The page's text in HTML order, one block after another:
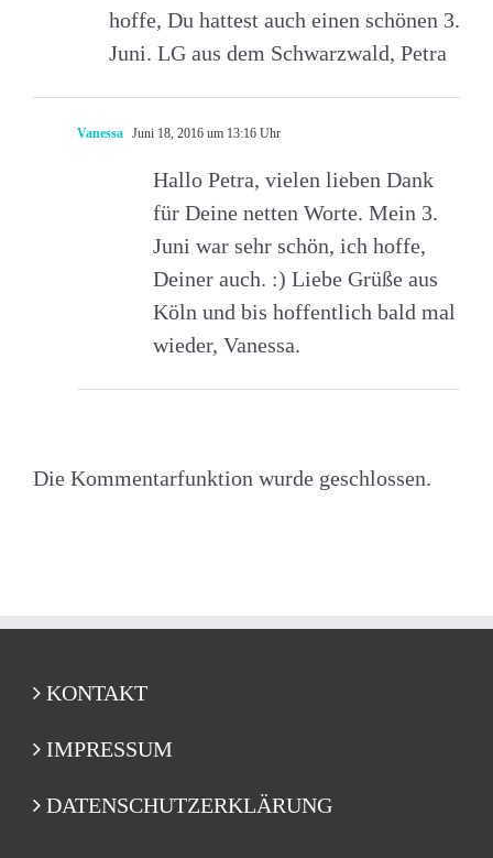
hoffe, Du hattest auch einen schönen 3.
Juni. LG aus dem Schwarzwald, Petra
Vanessa Juni 18, 2016 um 13:16 Uhr
Hallo Petra, vielen lieben Dank
für Deine netten Worte. Mein 3.
Juni war sehr schön, ich hoffe,
Deiner auch. :) Liebe Grüße aus
Köln und bis hoffentlich bald mal
wieder, Vanessa.
Die Kommentarfunktion wurde geschlossen.
KONTAKT
IMPRESSUM
DATENSCHUTZERKLÄRUNG